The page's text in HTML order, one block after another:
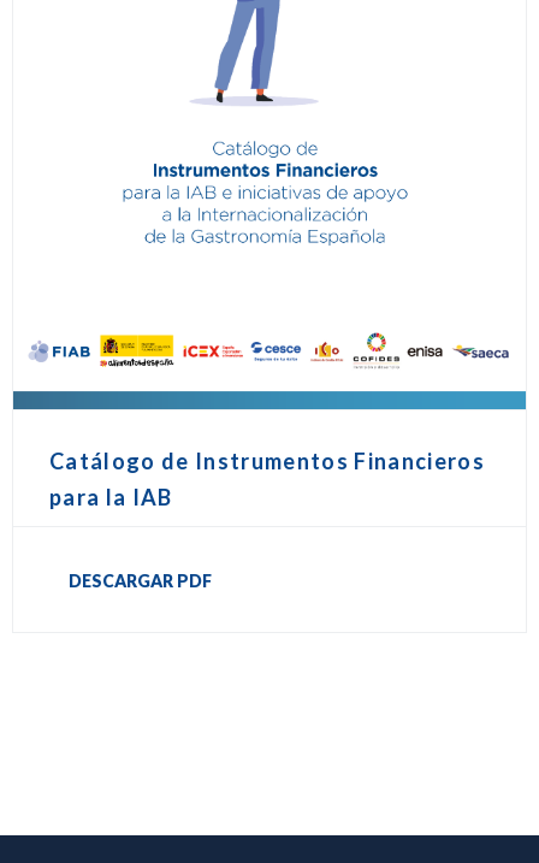
Catálogo de Instrumentos Financieros
para la IAB
DESCARGAR PDF